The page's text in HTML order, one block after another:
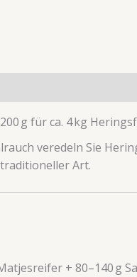
g für ca. 4 kg
veredeln Sie
Art.
+ 80–140 g